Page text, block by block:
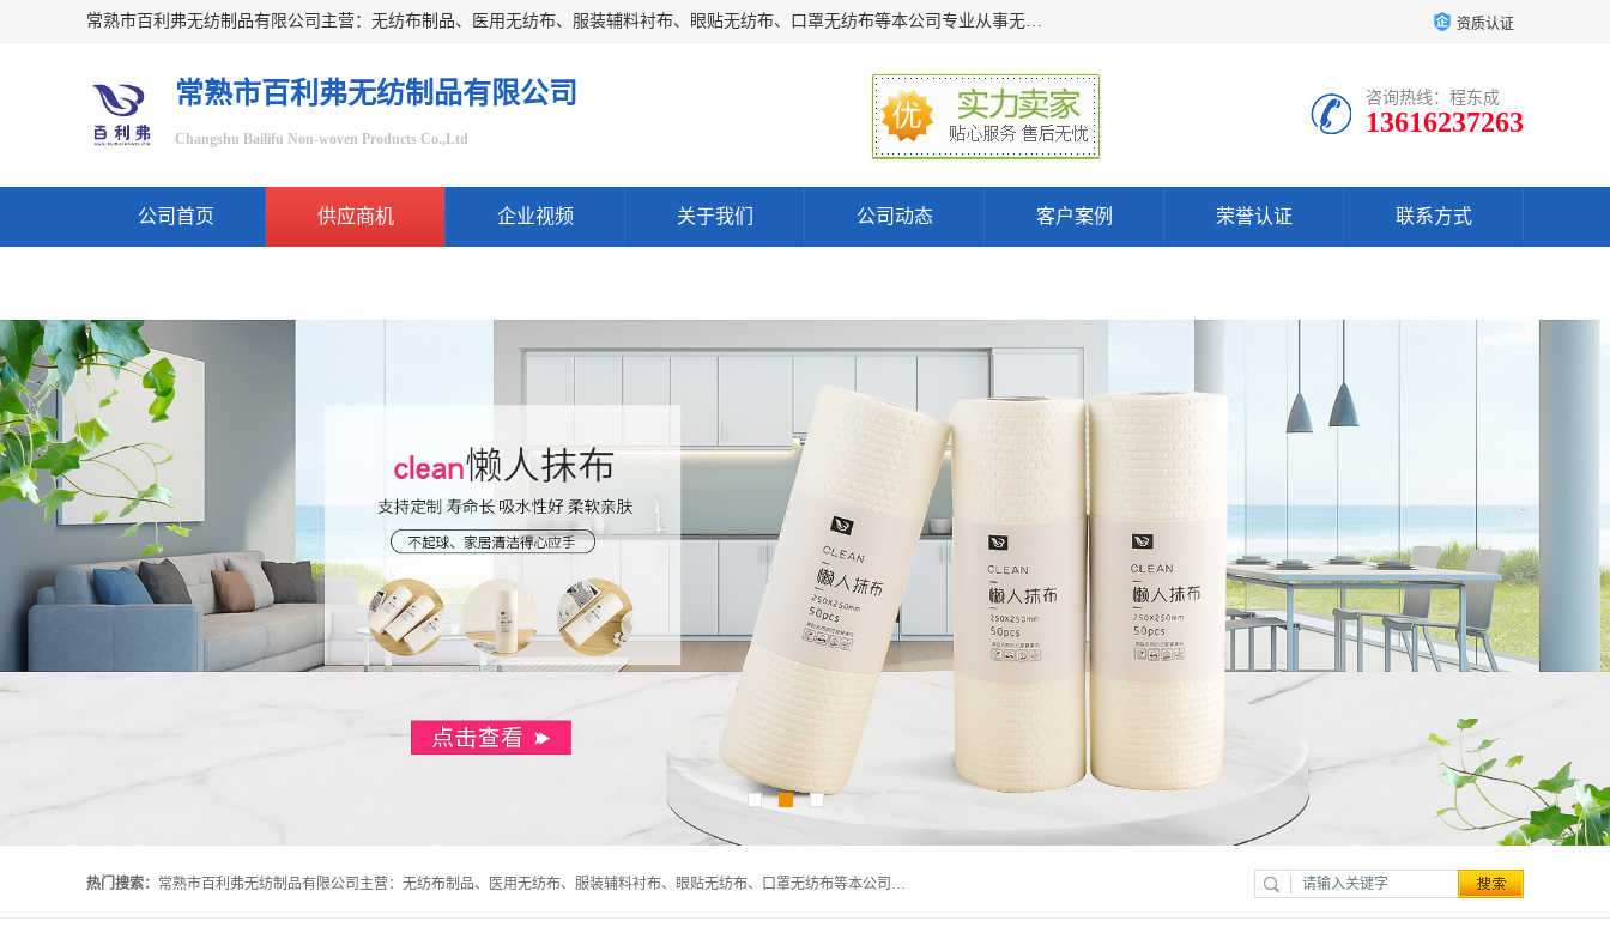
常熟市百利弗无纺制品有限公司主营：无纺布制品、医用无纺布、服装辅料衬布、眼贴无纺布、口罩无纺布等本公司专业从事无纺布制品的生产及销售。生产各种规格裁片折叠无纺布、一次性足浴巾、卷材服装衬布、印花复合类无纺布制品、环保购物袋、电子产品包装袋以及特殊功能新型无纺布。广泛用于服装，基布，包装，家居建筑、卫生材料等领域。 资质认证
常熟市百利弗无纺制品有限公司
Changshu Bailifu Non-woven Products Co.,Ltd
咨询热线：程东成
13616237263
公司首页 供应商机 企业视频 关于我们 公司动态 客户案例 荣誉认证 联系方式
热门搜索： 常熟市百利弗无纺制品有限公司主营：无纺布制品、医用无纺布、服装辅料衬布、眼贴无纺布、口罩无纺布等本公司专业从事无纺布制品的生产及销售。生产各种规格裁片折叠无纺布、一次性足浴巾、卷材服装衬布、印花复合类无纺布制品、环保购物袋、电子产品包装袋以及特殊功能新型无纺布。广泛用于服装，基布，包装，家居建筑、卫生材料等领域。